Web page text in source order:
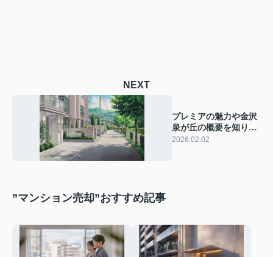
NEXT
プレミアの魅力や金沢
泉が丘の概要を知りた
い方へ！基本情報や特
2026.02.02
”マンション売却”おすすめ記事